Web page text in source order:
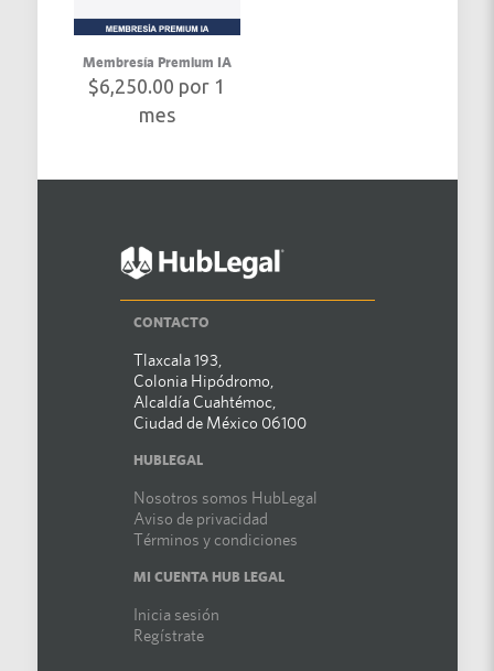
Membresía Premium IA
$6,250.00
CONTACTO
Tlaxcala 193,
Colonia Hipódromo,
Alcaldía Cuahtémoc,
Ciudad de México 06100
HUBLEGAL
Nosotros somos HubLegal
Aviso de privacidad
Términos y condiciones
MI CUENTA HUB LEGAL
Inicia sesión
Regístrate